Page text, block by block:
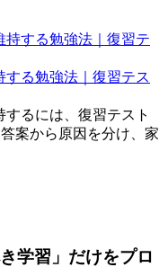
る勉強法｜復習テス
るには、復習テスト
案から原因を分け、家
学習」だけをプロ